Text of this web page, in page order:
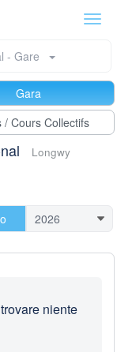
- Gare
Gara
/ Cours Collectifs
Longwy
niente